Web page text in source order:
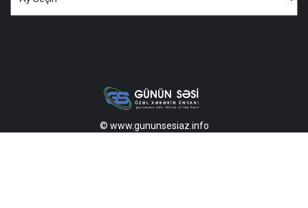
© www.gununsesiaz.info